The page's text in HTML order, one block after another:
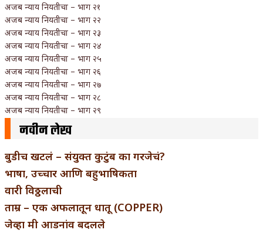
अजब न्याय नियतीचा – भाग २१
अजब न्याय नियतीचा – भाग २२
अजब न्याय नियतीचा – भाग २३
अजब न्याय नियतीचा – भाग २४
अजब न्याय नियतीचा – भाग २५
अजब न्याय नियतीचा – भाग २६
अजब न्याय नियतीचा – भाग २७
अजब न्याय नियतीचा – भाग २८
अजब न्याय नियतीचा – भाग २९
नवीन लेख
बुडीच खटलं – संयुक्त कुटुंब का गरजेचं?
भाषा, उच्चार आणि बहुभाषिकता
वारी विठ्ठलाची
ताम्र – एक अफलातून धातू (COPPER)
जेव्हा मी आडनांव बदलले